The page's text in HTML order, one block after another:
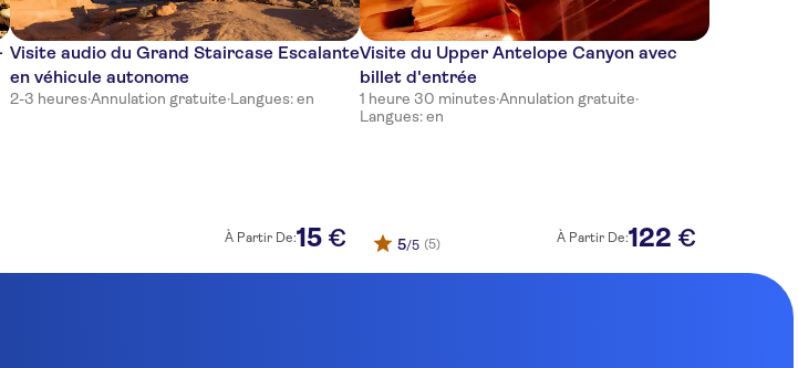
Visite audio du Grand Staircase Escalante
en véhicule autonome
2-3 heures·Annulation gratuite·Langues: en
À Partir De:15 €
Visite du Upper Antelope Canyon avec
billet d'entrée
1 heure 30 minutes·Annulation gratuite·
Langues: en
5/5 (5) À Partir De:122 €